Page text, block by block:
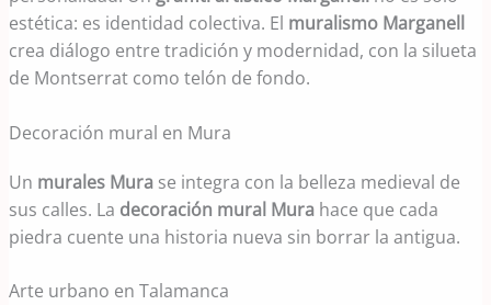
estética: es identidad colectiva. El muralismo Marganell
crea diálogo entre tradición y modernidad, con la silueta
de Montserrat como telón de fondo.
Decoración mural en Mura
Un murales Mura se integra con la belleza medieval de
sus calles. La decoración mural Mura hace que cada
piedra cuente una historia nueva sin borrar la antigua.
Arte urbano en Talamanca